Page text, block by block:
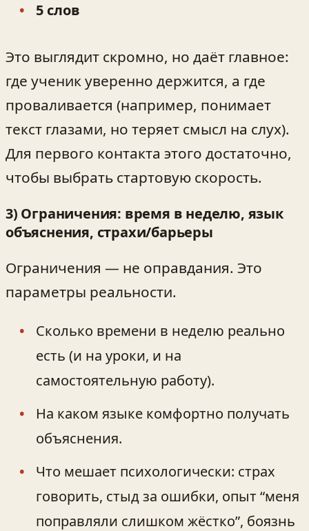
5 слов
Это выглядит скромно, но даёт главное:
где ученик уверенно держится, а где
проваливается (например, понимает
текст глазами, но теряет смысл на слух).
Для первого контакта этого достаточно,
чтобы выбрать стартовую скорость.
3) Ограничения: время в неделю, язык
объяснения, страхи/барьеры
Ограничения — не оправдания. Это
параметры реальности.
Сколько времени в неделю реально
есть (и на уроки, и на
самостоятельную работу).
На каком языке комфортно получать
объяснения.
Что мешает психологически: страх
говорить, стыд за ошибки, опыт “меня
поправляли слишком жёстко”, боязнь